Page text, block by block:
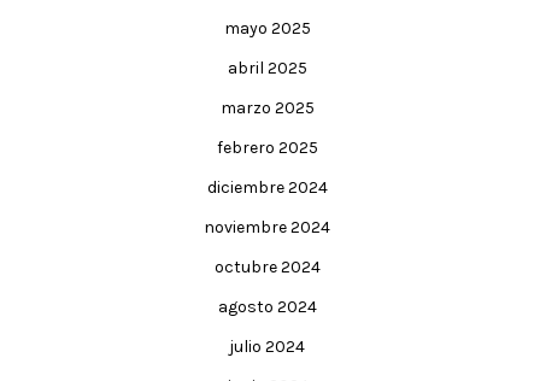
mayo 2025
abril 2025
marzo 2025
febrero 2025
diciembre 2024
noviembre 2024
octubre 2024
agosto 2024
julio 2024